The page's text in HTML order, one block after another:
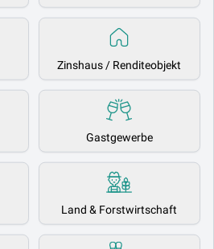
Zinshaus / Renditeobjekt
Gastgewerbe
Land & Forstwirtschaft